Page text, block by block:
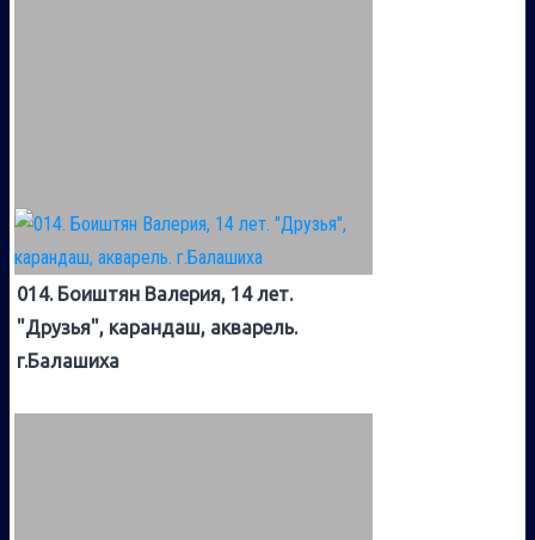
014. Боиштян Валерия, 14 лет.
"Друзья", карандаш, акварель.
г.Балашиха